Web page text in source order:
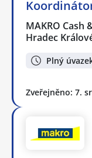
MAKRO Cash
Hradec
Plný
Zveřejněno: 7.